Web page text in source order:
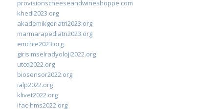
provisionscheeseandwineshoppe.com
khedi2023.org
akademikgeriatri2023.org
marmarapediatri2023.org
emchie2023.org
girisimselradyoloji2022.org
utcd2022.org
biosensor2022.org
ialp2022.org
klivet2022.org
ifac-hms2022.org